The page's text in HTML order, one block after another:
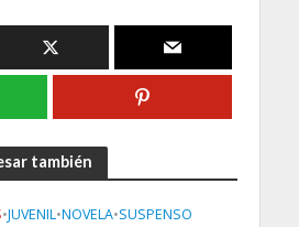
también
•JUVENIL•NOVELA•SUSPENSO